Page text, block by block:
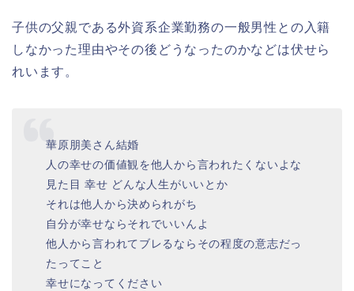
子供の父親である外資系企業勤務の一般男性との入籍
しなかった理由やその後どうなったのかなどは伏せら
れいます。
華原朋美さん結婚
人の幸せの価値観を他人から言われたくないよな
見た目 幸せ どんな人生がいいとか
それは他人から決められがち
自分が幸せならそれでいいんよ
他人から言われてブレるならその程度の意志だっ
たってこと
幸せになってください